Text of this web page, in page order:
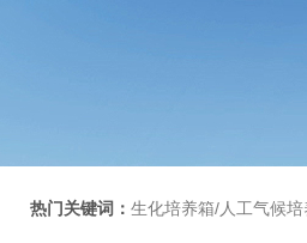
热门关键词： 生化培养箱/人工气候培养箱/电热恒